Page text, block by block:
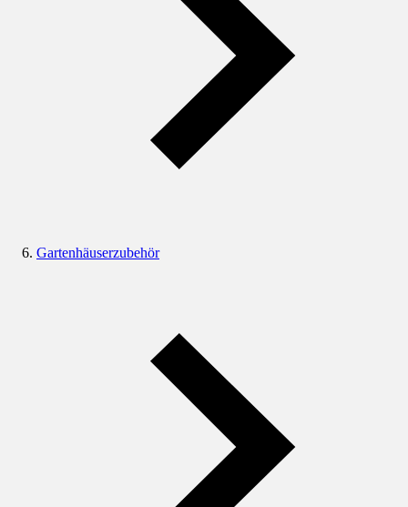
Gartenhäuserzubehör